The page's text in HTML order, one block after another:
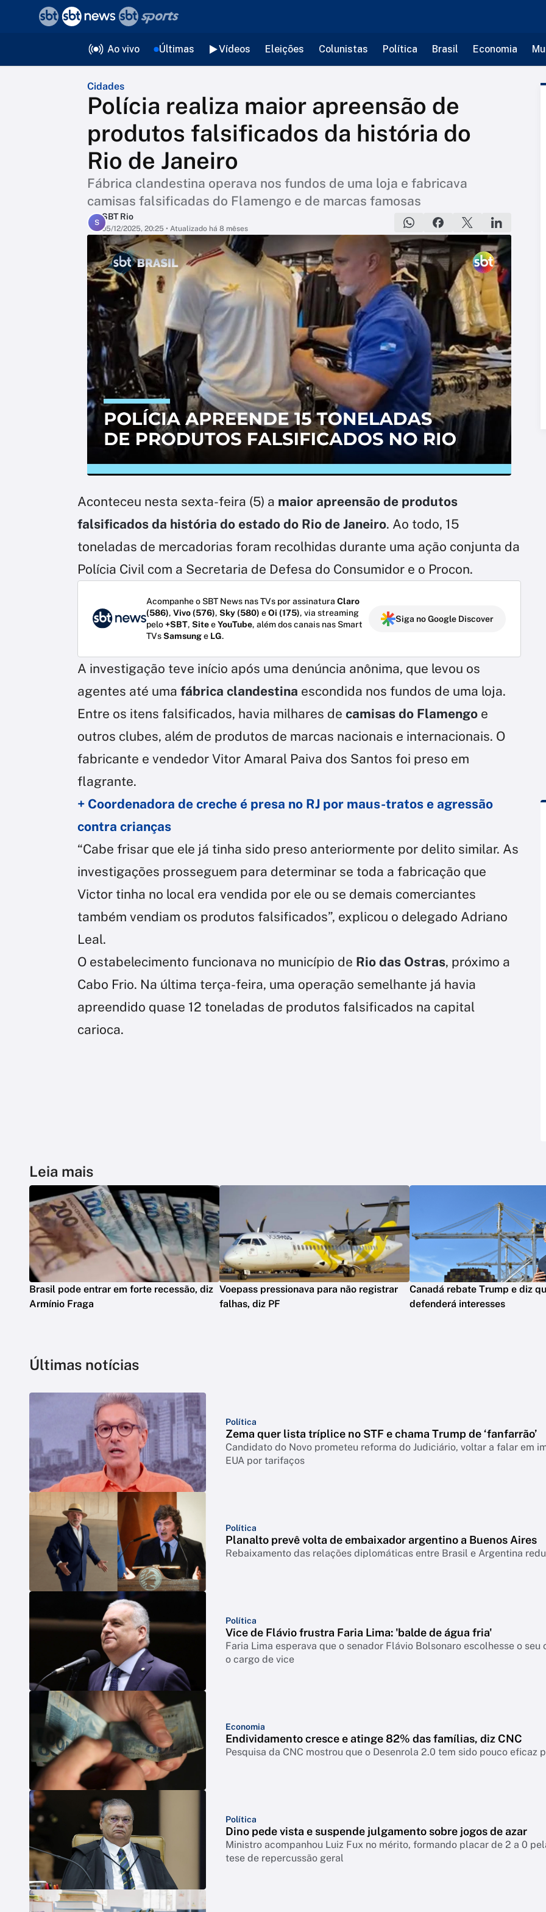
Ao vivo Últimas Vídeos Eleições Colunistas Política Brasil Economia
Cidades
Polícia realiza maior apreensão de
produtos falsificados da história do
Rio de Janeiro
Fábrica clandestina operava nos fundos de uma loja e fabricava
camisas falsificadas do Flamengo e de marcas famosas
S
SBT Rio
05/12/2025, 20:25 • Atualizado há 8 mêses
Aconteceu nesta sexta-feira (5) a maior apreensão de produtos
falsificados da história do estado do Rio de Janeiro. Ao todo, 15
toneladas de mercadorias foram recolhidas durante uma ação conjunta da
Polícia Civil com a Secretaria de Defesa do Consumidor e o Procon.
Acompanhe o SBT News nas TVs por assinatura Claro
(586), Vivo (576), Sky (580) eOi (175), via streaming
pelo+SBT, SiteeYouTube, além dos canais nas Smart
TVsSamsunge LG.
Siga no Google Discover
A investigação teve início após uma denúncia anônima, que levou os
agentes até uma fábrica clandestina escondida nos fundos de uma loja.
Entre os itens falsificados, havia milhares de camisas do Flamengo e
outros clubes, além de produtos de marcas nacionais e internacionais. O
fabricante e vendedor Vitor Amaral Paiva dos Santos foi preso em
flagrante.
+ Coordenadora de creche é presa no RJ por maus-tratos e agressão
contra crianças
“Cabe frisar que ele já tinha sido preso anteriormente por delito similar. As
investigações prosseguem para determinar se toda a fabricação que
Victor tinha no local era vendida por ele ou se demais comerciantes
também vendiam os produtos falsificados”, explicou o delegado Adriano
Leal.
O estabelecimento funcionava no município de Rio das Ostras, próximo a
Cabo Frio. Na última terça-feira, uma operação semelhante já havia
apreendido quase 12 toneladas de produtos falsificados na capital
carioca.
Leia mais
Brasil pode entrar em forte recessão, diz
Armínio Fraga
Voepass pressionava para não registrar
falhas, diz PF
Canadá rebate Trump e diz
defenderá interesses
Últimas notícias
Política
Zema quer lista tríplice no STF e chama Trump de ‘fanfarrão’
Candidato do Novo prometeu reforma do Judiciário, voltar a falar em
EUA por tarifaços
Política
Planalto prevê volta de embaixador argentino a Buenos Aires
Rebaixamento das relações diplomáticas entre Brasil e Argentina
Política
Vice de Flávio frustra Faria Lima: 'balde de água fria'
Faria Lima esperava que o senador Flávio Bolsonaro escolhesse o
o cargo de vice
Economia
Endividamento cresce e atinge 82% das famílias, diz CNC
Pesquisa da CNC mostrou que o Desenrola 2.0 tem sido pouco eficaz
Política
Dino pede vista e suspende julgamento sobre jogos de azar
Ministro acompanhou Luiz Fux no mérito, formando placar de 2 a 0
tese de repercussão geral
voltar
Editorias